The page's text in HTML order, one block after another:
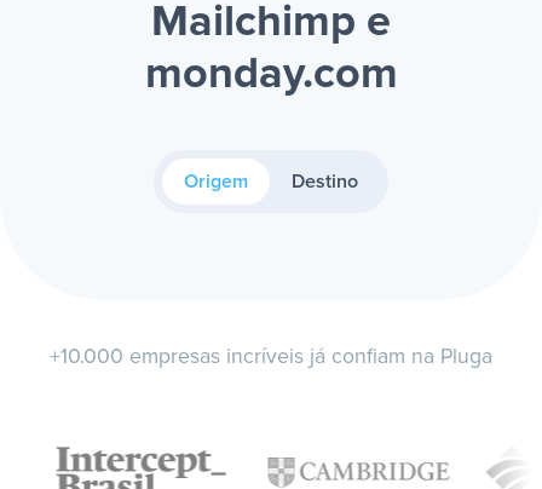
Mailchimp e
monday.com
Origem Destino
+10.000 empresas incríveis já confiam na Pluga